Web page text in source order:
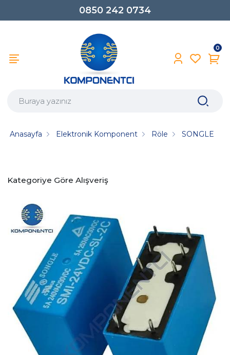
0850 242 0734
0
Anasayfa Elektronik Komponent Röle SONGLE
Kategoriye Göre Alışveriş